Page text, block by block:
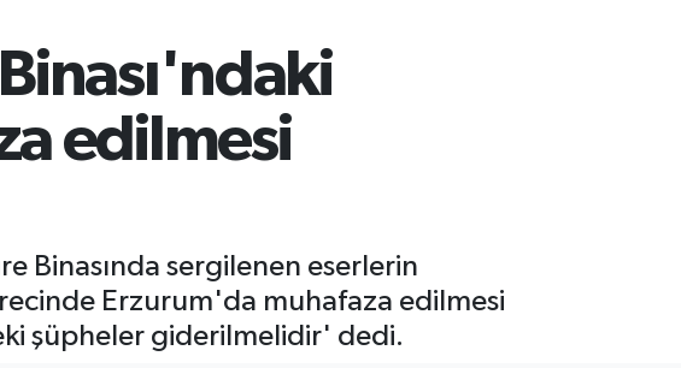
edilmesi
Binasında sergilenen eserlerin
Erzurum'da muhafaza edilmesi
şüpheler giderilmelidir' dedi.